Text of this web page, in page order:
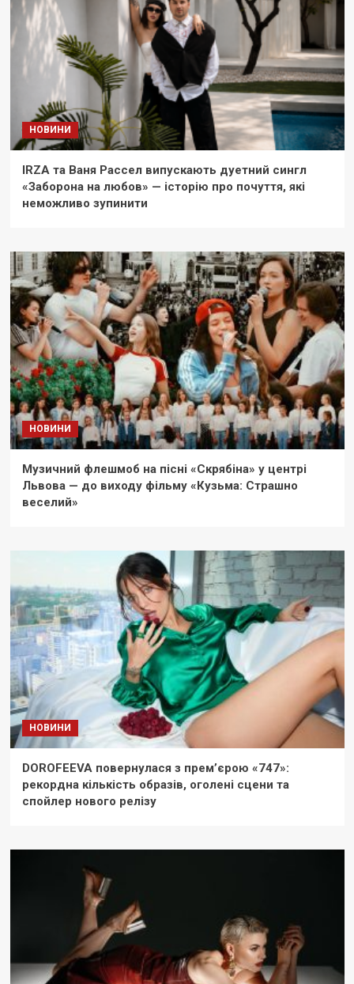
НОВИНИ
IRZA та Ваня Рассел випускають дуетний сингл
«Заборона на любов» — історію про почуття, які
неможливо зупинити
НОВИНИ
Музичний флешмоб на пісні «Скрябіна» у центрі
Львова — до виходу фільму «Кузьма: Страшно
веселий»
НОВИНИ
DOROFEEVA повернулася з прем’єрою «747»:
рекордна кількість образів, оголені сцени та
спойлер нового релізу